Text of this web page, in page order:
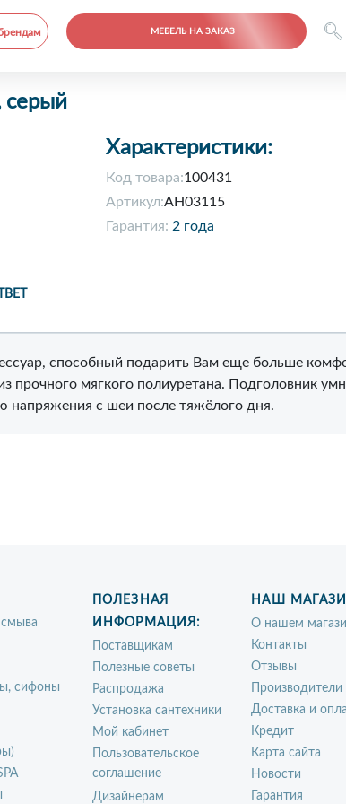
МЕБЕЛЬ НА ЗАКАЗ
серый
Характеристики:
Код товара:100431
Артикул:AH03115
Гарантия: 2 года
способный подарить Вам еще больше
прочного мягкого полиуретана. Подголовник
напряжения с шеи после тяжёлого дня.
сифоны
ПОЛЕЗНАЯ
ИНФОРМАЦИЯ:
Поставщикам
Полезные советы
Распродажа
Установка сантехники
Мой кабинет
Пользовательское
соглашение
Дизайнерам
НАШ
О нашем
Контакты
Отзывы
Производители
Доставка и
Кредит
Карта сайта
Новости
Гарантия